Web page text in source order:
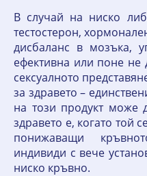
В случай на ниско
тестостерон,
дисбаланс в мозъка,
ефективна или поне не
сексуалното
за здравето –
на този продукт може
здравето е, когато той
понижаващи
индивиди с вече
ниско кръвно.